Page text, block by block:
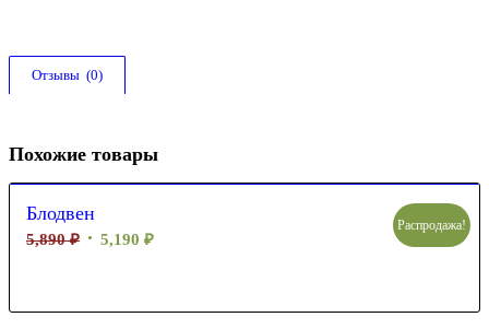
Отзывы  (0)
Похожие товары
Блодвен
5,890₽ 5,190 ₽
Распродажа!